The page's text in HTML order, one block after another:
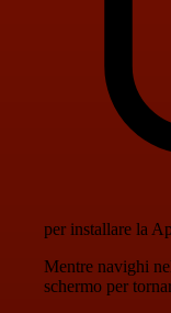
per installare la
Mentre navighi
schermo per